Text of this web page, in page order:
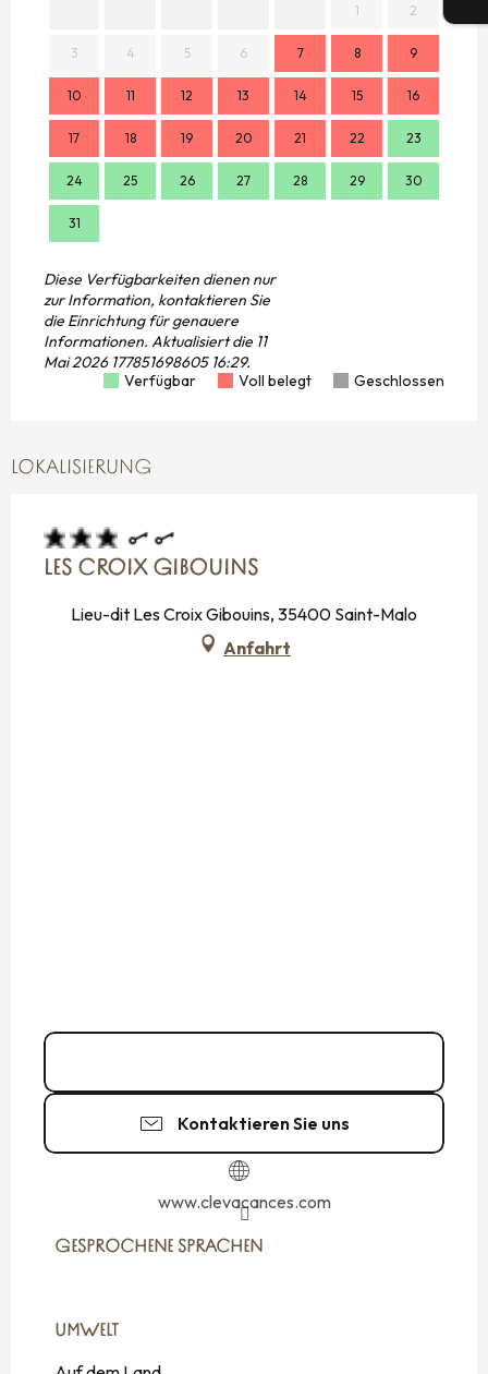
1 2
3 4 5 6 7 8 9
10 11 12 13 14 15 16
17 18 19 20 21 22 23
24 25 26 27 28 29 30
31
Diese Verfügbarkeiten dienen nur
zur Information, kontaktieren Sie
die Einrichtung für genauere
Informationen. Aktualisiert die 11
Mai 2026 177851698605 16:29.
Verfügbar
Voll belegt Geschlossen
LOKALISIERUNG
LES CROIX GIBOUINS
Lieu-dit Les Croix Gibouins, 35400 Saint-Malo
Anfahrt
Kontaktieren Sie uns
www.clevacances.com
GESPROCHENE SPRACHEN
GESPROCHENE SPRACHEN
UMWELT
UMWELT